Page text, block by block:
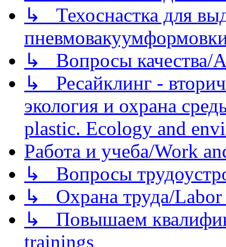
↳ Техоснастка для
↳ Вопросы качества/
↳ Ресайклинг -
экология и охрана
plastic. Ecology and
Работа и учеба/Work
↳ Вопросы
↳ Охрана труда/Labor
↳ Повышаем
trainings